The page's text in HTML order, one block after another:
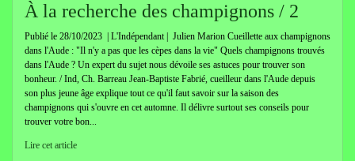
À la recherche des champignons / 2
Publié le 28/10/2023 | L'Indépendant | Julien Marion Cueillette aux champignons
dans l'Aude : "Il n'y a pas que les cèpes dans la vie" Quels champignons trouvés
dans l'Aude ? Un expert du sujet nous dévoile ses astuces pour trouver son
bonheur. / Ind, Ch. Barreau Jean-Baptiste Fabrié, cueilleur dans l'Aude depuis
son plus jeune âge explique tout ce qu'il faut savoir sur la saison des
champignons qui s'ouvre en cet automne. Il délivre surtout ses conseils pour
trouver votre bon...
Lire cet article